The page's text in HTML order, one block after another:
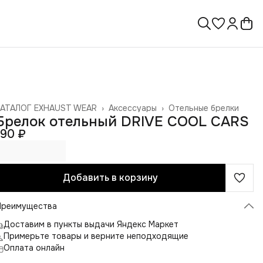
Отельные брелки
Аксессуары ›
EXHAUST WEAR ›
› отельный DRIVE COOL CARS
₽
Добавить в корзину
Доставим в пункты выдачи Яндекс Маркет
Примерьте товары и верните неподходящие
Оплата онлайн